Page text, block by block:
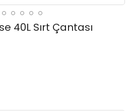
40L Sırt Çantası